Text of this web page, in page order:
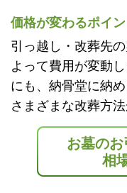
価格が変わるポイン
引っ越し・改葬先
よって費用が変動
にも、納骨堂に納
さまざまな改葬方法
お墓の
相